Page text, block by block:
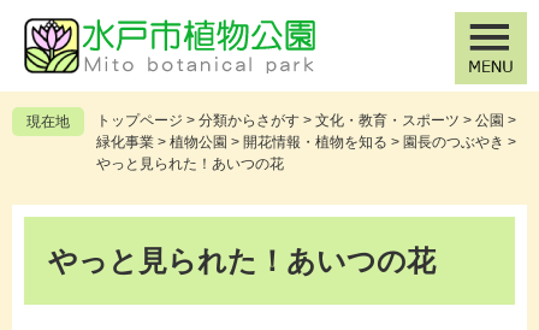
の
先
頭
ー
を
飛
現在地 トップページ > 分類からさがす > 文化・教育・スポーツ > 公園 >
緑化事業 > 植物公園 > 開花情報・植物を知る > 園長のつぶやき >
やっと見られた！あいつの花
やっと見られた！あいつの花